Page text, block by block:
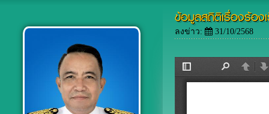
ข้อมูลสถิติเรื่องร้อ
ลงข่าว: 31/10/2568